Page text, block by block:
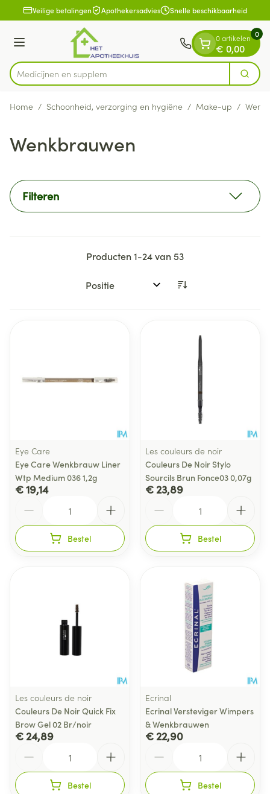
Ga naar de inhoud
1 van 1Veilige betalingen Apothekersadvies Snelle beschikbaarheid
Menu
Product, merk, categorie...
Medici Zoek
0 artikelen
€ 0,00
0
Home / Schoonheid, verzorging en hygiëne / Make-up /
Wenkbrauwen
Filteren
Producten1-24van53
Sorteer op:
Eye Care
Eye Care Wenkbrauw Liner
Wtp Medium 036 1,2g
€ 19,14
Bestel
Les couleurs de noir
Couleurs De Noir Stylo
Sourcils Brun Fonce03 0,07g
€ 23,89
Bestel
Les couleurs de noir
Couleurs De Noir Quick Fix
Brow Gel 02 Br/noir
€ 24,89
Bestel
Ecrinal
Ecrinal Versteviger Wimpers
& Wenkbrauwen
€ 22,90
Bestel